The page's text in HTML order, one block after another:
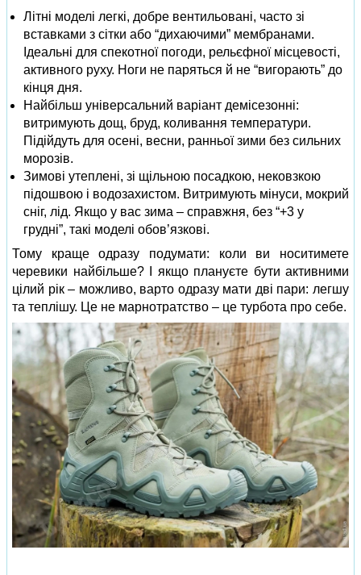
Літні моделі легкі, добре вентильовані, часто зі
вставками з сітки або “дихаючими” мембранами.
Ідеальні для спекотної погоди, рельєфної місцевості,
активного руху. Ноги не паряться й не “вигорають” до
кінця дня.
Найбільш універсальний варіант демісезонні:
витримують дощ, бруд, коливання температури.
Підійдуть для осені, весни, ранньої зими без сильних
морозів.
Зимові утеплені, зі щільною посадкою, нековзкою
підошвою і водозахистом. Витримують мінуси, мокрий
сніг, лід. Якщо у вас зима – справжня, без “+3 у
грудні”, такі моделі обов’язкові.
Тому краще одразу подумати: коли ви носитимете
черевики найбільше? І якщо плануєте бути активними
цілий рік – можливо, варто одразу мати дві пари: легшу
та теплішу. Це не марнотратство – це турбота про себе.